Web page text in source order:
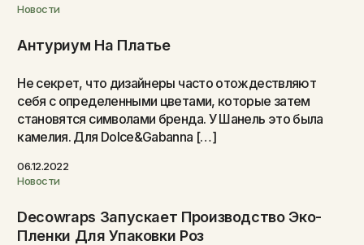
Новости
Антуриум На Платье
Не секрет, что дизайнеры часто отождествляют
себя с определенными цветами, которые затем
становятся символами бренда. У Шанель это была
камелия. Для Dolce&Gabanna […]
06.12.2022
Новости
Decowraps Запускает Производство Эко-
Пленки Для Упаковки Роз